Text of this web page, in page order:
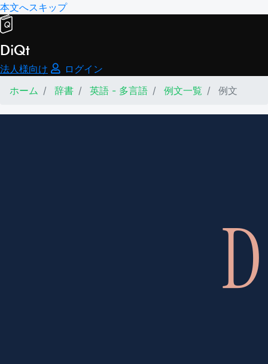
本文へスキップ
DiQt
法人様向け
ログイン
ホーム
辞書 英語 - 多言語 例文一覧 例文